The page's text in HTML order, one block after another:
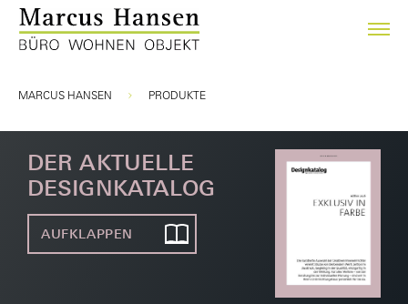
Sie sind hier:
MARCUS HANSEN PRODUKTE
DER AKTUELLE
DESIGNKATALOG
AUFKLAPPEN